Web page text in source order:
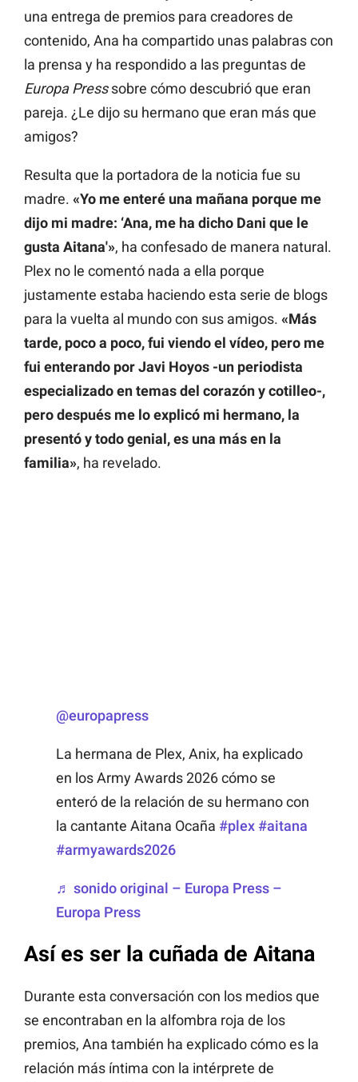
una entrega de premios para creadores de
contenido, Ana ha compartido unas palabras con
la prensa y ha respondido a las preguntas de
Europa Presssobre cómo descubrió que eran
pareja. ¿Le dijo su hermano que eran más que
amigos?
Resulta que la portadora de la noticia fue su
madre. «Yo me enteré una mañana porque me
dijo mi madre: ‘Ana, me ha dicho Dani que le
gusta Aitana'», ha confesado de manera natural.
Plex no le comentó nada a ella porque
justamente estaba haciendo esta serie de blogs
para la vuelta al mundo con sus amigos. «Más
tarde, poco a poco, fui viendo el vídeo, pero me
fui enterando por Javi Hoyos -un periodista
especializado en temas del corazón y cotilleo-,
pero después me lo explicó mi hermano, la
presentó y todo genial, es una más en la
familia», ha revelado.
@europapress
La hermana de Plex, Anix, ha explicado
en los Army Awards 2026 cómo se
enteró de la relación de su hermano con
la cantante Aitana Ocaña #plex#aitana
#armyawards2026
♬ sonido original – Europa Press –
Europa Press
Así es ser la cuñada de Aitana
Durante esta conversación con los medios que
se encontraban en la alfombra roja de los
premios, Ana también ha explicado cómo es la
relación más íntima con la intérprete de